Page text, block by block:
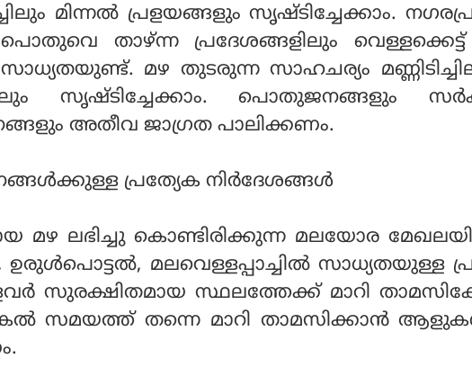
മിന്നല്‍ പ്രളയങ്ങളും സൃഷ്ടിച്ചേക്കാം.
താഴ്ന്ന പ്രദേശങ്ങളിലും
സാധ്യതയുണ്ട്. മഴ തുടരുന്ന സാഹചര്യം
സൃഷ്ടിച്ചേക്കാം. പൊതുജനങ്ങളും
അതീവ ജാഗ്രത പാലിക്കണം.
പ്രത്യേക നിര്‍ദേശങ്ങള്‍
മഴ ലഭിച്ചു കൊണ്ടിരിക്കുന്ന മലയോര
ഉരുള്‍പൊട്ടല്‍, മലവെള്ളപ്പാച്ചില്‍ സാധ്യതയുള്ള
സുരക്ഷിതമായ സ്ഥലത്തേക്ക് മാറി
സമയത്ത് തന്നെ മാറി താമസിക്കാന്‍